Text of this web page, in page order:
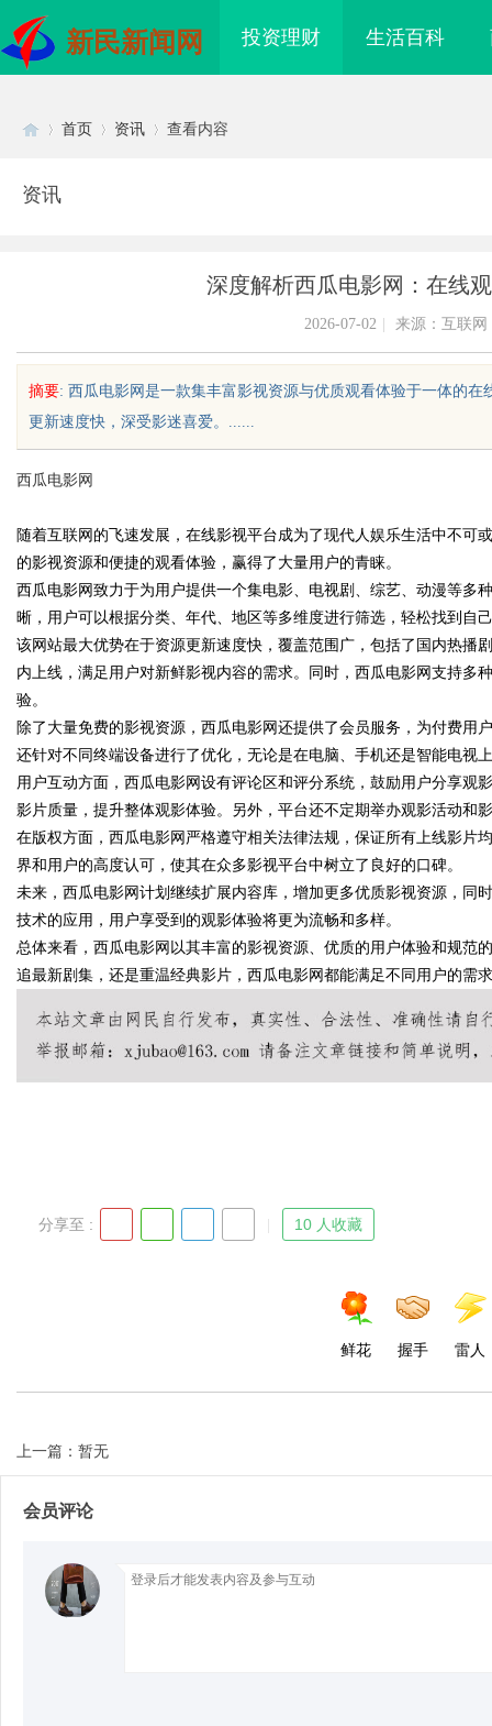
新民新闻网 投资理财 生活百科
uz
!
首页 资讯 查看内容
资讯
深度解析西瓜电影网：在线
2026-07-02 来源：互联网
摘要: 西瓜电影网是一款集丰富影视资源与优质观看体验于一体的
更新速度快，深受影迷喜爱。......
西瓜电影网
随着互联网的飞速发展，在线影视平台成为了现代人娱乐生活中不可
的影视资源和便捷的观看体验，赢得了大量用户的青睐。
西瓜电影网致力于为用户提供一个集电影、电视剧、综艺、动漫等多
晰，用户可以根据分类、年代、地区等多维度进行筛选，轻松找到自
该网站最大优势在于资源更新速度快，覆盖范围广，包括了国内热播
内上线，满足用户对新鲜影视内容的需求。同时，西瓜电影网支持多
验。
除了大量免费的影视资源，西瓜电影网还提供了会员服务，为付费用
还针对不同终端设备进行了优化，无论是在电脑、手机还是智能电视
用户互动方面，西瓜电影网设有评论区和评分系统，鼓励用户分享观
影片质量，提升整体观影体验。另外，平台还不定期举办观影活动和
在版权方面，西瓜电影网严格遵守相关法律法规，保证所有上线影片
界和用户的高度认可，使其在众多影视平台中树立了良好的口碑。
未来，西瓜电影网计划继续扩展内容库，增加更多优质影视资源，同
技术的应用，用户享受到的观影体验将更为流畅和多样。
总体来看，西瓜电影网以其丰富的影视资源、优质的用户体验和规范
追最新剧集，还是重温经典影片，西瓜电影网都能满足不同用户的需
分享至 : 10 人收藏
鲜花 握手 雷人
上一篇：暂无
会员评论
力解析：奥铃青春
与高潜力车型介绍